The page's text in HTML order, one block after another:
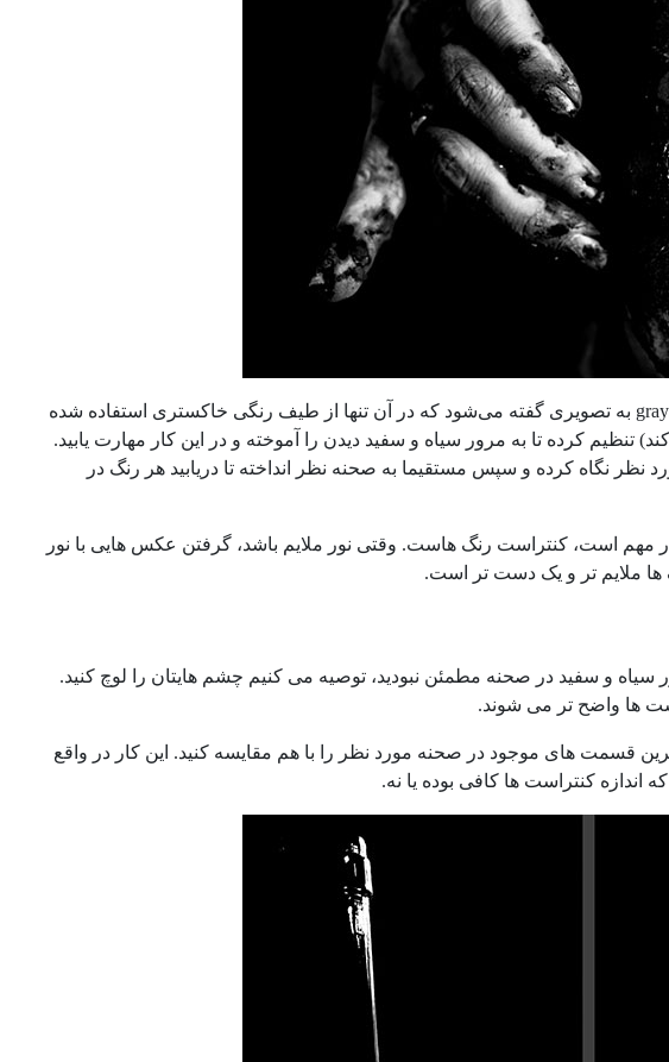
صفحه نمایش دوربین را روی حالت نمایش گری اسکیل ( یا grayscale به تصویری گفته می‌شود که در آن تنها از طیف رنگی خاکستری استفاده شده
کرده تا به مرور سیاه و سفید دیدن را آموخته و در این کار مهارت یابید.
نظر نگاه کرده و سپس مستقیما به صحنه نظر انداخته تا دریابید هر رنگ در
مهم است، کنتراست رنگ هاست. وقتی نور ملایم باشد، گرفتن عکس هایی با نور
ها ملایم تر و یک دست تر است.
و سفید در صحنه مطمئن نبودید، توصیه می کنیم چشم هایتان را لوچ کنید.
ها واضح تر می شوند.
قسمت های موجود در صحنه مورد نظر را با هم مقایسه کنید. این کار در واقع
اندازه کنتراست ها کافی بوده یا نه.